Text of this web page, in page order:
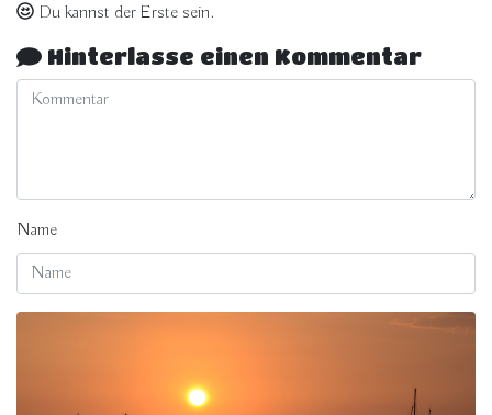
Du kannst der Erste sein.
Hinterlasse einen Kommentar
Name